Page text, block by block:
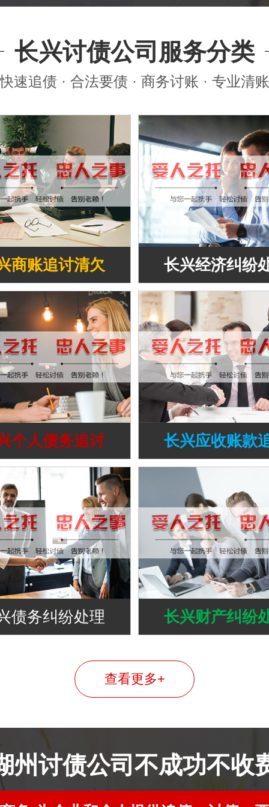
长兴讨债公司服务分类
快速追债 · 合法要债 · 商务讨账 · 专业清账
商账追讨清欠 长兴经济纠纷
个人债务追讨 长兴应收账款
债务纠纷处理 长兴财产纠纷
查看更多+
州讨债公司不成功不收